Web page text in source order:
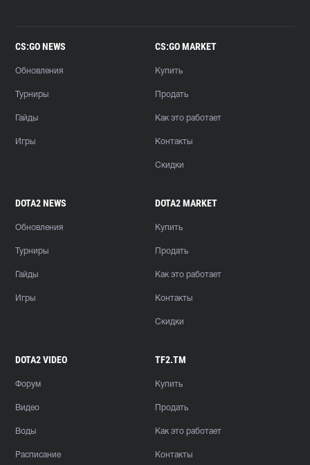
CS:GO NEWS
Обновления
Турниры
Гайды
Игры
CS:GO MARKET
Купить
Продать
Как это работает
Контакты
Скидки
DOTA2 NEWS
Обновления
Турниры
Гайды
Игры
DOTA2 MARKET
Купить
Продать
Как это работает
Контакты
Скидки
DOTA2 VIDEO
Форум
Видео
Воды
Расписание
TF2.TM
Купить
Продать
Как это работает
Контакты